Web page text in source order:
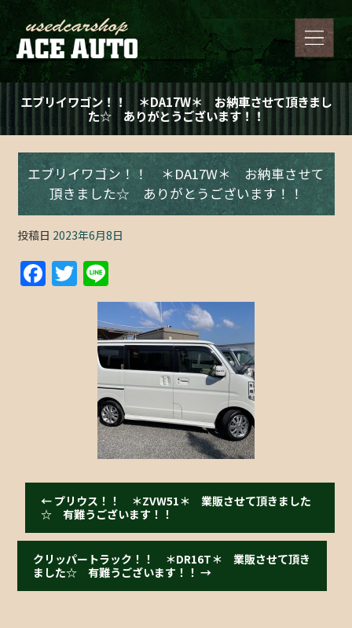
エブリイワゴン！！ ＊DA17W＊ お納車させて頂きまし
た☆ ありがとうございます！！
エブリイワゴン！！ ＊DA17W＊ お納車させて
頂きました☆ ありがとうございます！！
投稿日 2023年6月8日
F
a
T
w
itt
er
n
e
← プリウス！！ ＊ZVW51＊ 業販させて頂きました
☆ 有難うございます！！
クリッパートラック！！ ＊DR16T＊ 業販させて頂き
ました☆ 有難うございます！！→